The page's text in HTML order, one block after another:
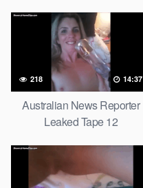
218 14:37
Australian News Reporter
Leaked Tape 12